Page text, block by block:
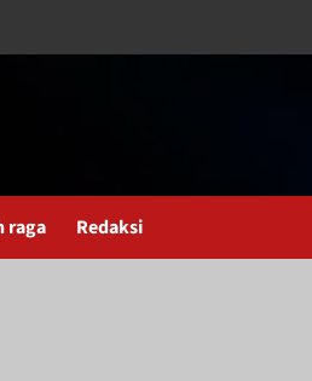
raga Redaksi